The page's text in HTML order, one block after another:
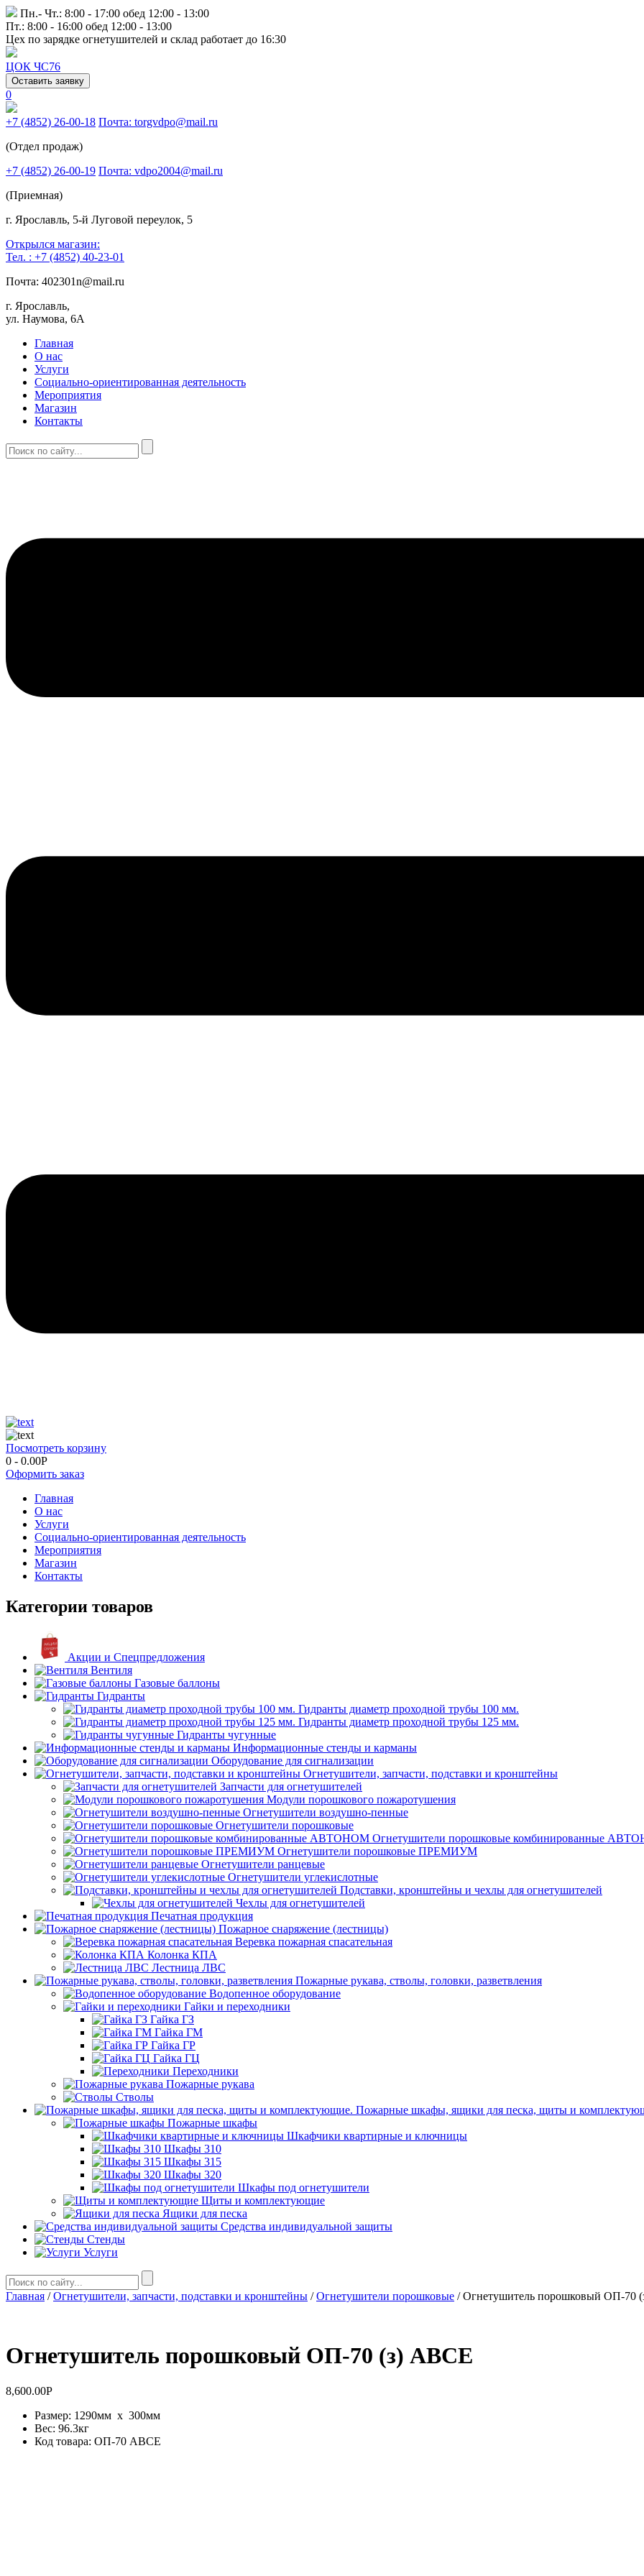
Пн.- Чт.: 8:00 - 17:00 обед 12:00 - 13:00
Пт.: 8:00 - 16:00 обед 12:00 - 13:00
Цех по зарядке огнетушителей и склад работает до 16:30
ЦОК ЧС76
Оставить заявку
0
+7 (4852) 26-00-18 Почта: torgvdpo@mail.ru
(Отдел продаж)
+7 (4852) 26-00-19 Почта: vdpo2004@mail.ru
(Приемная)
г. Ярославль, 5-й Луговой переулок, 5
Открылся магазин:
Тел. : +7 (4852) 40-23-01
Почта: 402301n@mail.ru
г. Ярославль,
ул. Наумова, 6А
Главная
О нас
Услуги
Социально-ориентированная деятельность
Мероприятия
Магазин
Контакты
Посмотреть корзину
0 - 0.00Р
Оформить заказ
Главная
О нас
Услуги
Социально-ориентированная деятельность
Мероприятия
Магазин
Контакты
Категории товаров
Акции и Спецпредложения
Вентиля
Газовые баллоны
Гидранты
Гидранты диаметр проходной трубы 100 мм.
Гидранты диаметр проходной трубы 125 мм.
Гидранты чугунные
Информационные стенды и карманы
Оборудование для сигнализации
Огнетушители, запчасти, подставки и кронштейны
Запчасти для огнетушителей
Модули порошкового пожаротушения
Огнетушители воздушно-пенные
Огнетушители порошковые
Огнетушители порошковые комбинированные
Огнетушители порошковые ПРЕМИУМ
Огнетушители ранцевые
Огнетушители углекислотные
Подставки, кронштейны и чехлы для огнетушителей
Чехлы для огнетушителей
Печатная продукция
Пожарное снаряжение (лестницы)
Веревка пожарная спасательная
Колонка КПА
Лестница ЛВС
Пожарные рукава, стволы, головки, разветвления
Водопенное оборудование
Гайки и переходники
Гайка ГЗ
Гайка ГМ
Гайка ГР
Гайка ГЦ
Переходники
Пожарные рукава
Стволы
Пожарные шкафы, ящики для песка, щиты и
Пожарные шкафы
Шкафчики квартирные и ключницы
Шкафы 310
Шкафы 315
Шкафы 320
Шкафы под огнетушители
Щиты и комплектующие
Ящики для песка
Средства индивидуальной защиты
Стенды
Услуги
Главная /Огнетушители, запчасти, подставки и кронштейны /Огнетушители порошковые / Огнетушитель порошковый ОП-70
Огнетушитель порошковый ОП-70 (з) АВСЕ
8,600.00Р
Размер: 1290мм x 300мм
Вес: 96.3кг
Код товара: ОП-70 ABCE